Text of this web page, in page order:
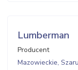
Lumberman
Producent
Mazowieckie,